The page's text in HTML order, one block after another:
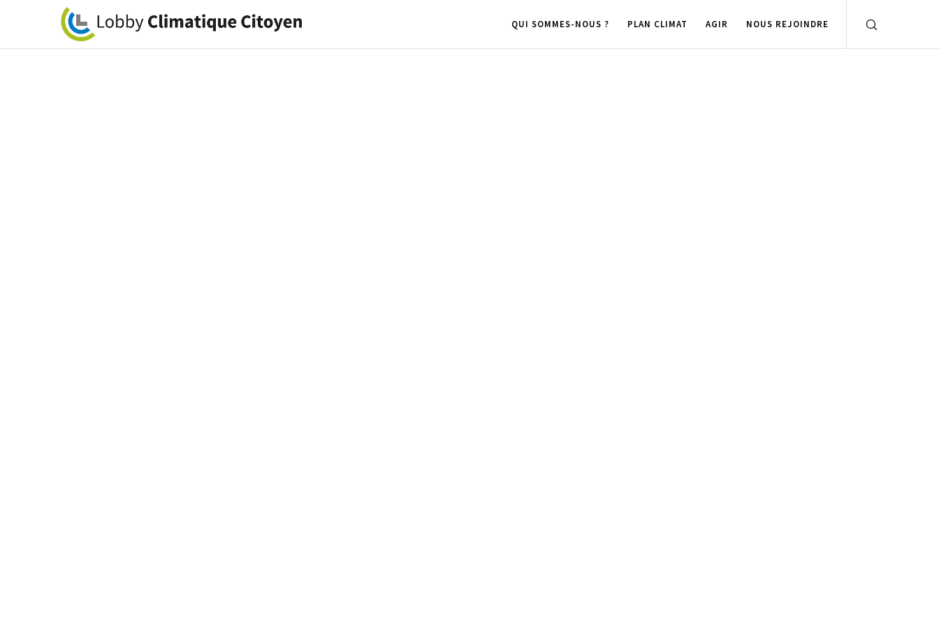
QUI SOMMES-NOUS ? PLAN CLIMAT AGIR NOUS REJOINDRE